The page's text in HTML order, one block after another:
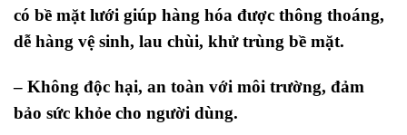
có bề mặt lưới giúp hàng hóa được thông thoáng,
dễ hàng vệ sinh, lau chùi, khử trùng bề mặt.
– Không độc hại, an toàn với môi trường, đảm
bảo sức khỏe cho người dùng.